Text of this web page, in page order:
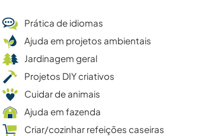
Prática de idiomas
Ajuda em projetos ambientais
Jardinagem geral
Projetos DIY criativos
Cuidar de animais
Ajuda em fazenda
Criar/cozinhar refeições caseiras